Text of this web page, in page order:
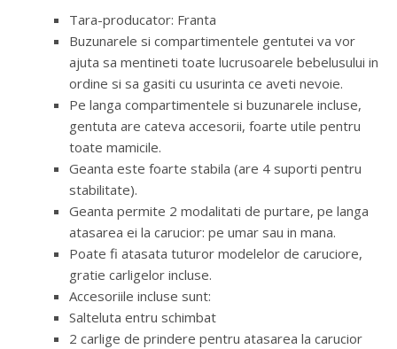
Tara-producator: Franta
Buzunarele si compartimentele gentutei va vor
ajuta sa mentineti toate lucrusoarele bebelusului in
ordine si sa gasiti cu usurinta ce aveti nevoie.
Pe langa compartimentele si buzunarele incluse,
gentuta are cateva accesorii, foarte utile pentru
toate mamicile.
Geanta este foarte stabila (are 4 suporti pentru
stabilitate).
Geanta permite 2 modalitati de purtare, pe langa
atasarea ei la carucior: pe umar sau in mana.
Poate fi atasata tuturor modelelor de caruciore,
gratie carligelor incluse.
Accesoriile incluse sunt:
Salteluta entru schimbat
2 carlige de prindere pentru atasarea la carucior